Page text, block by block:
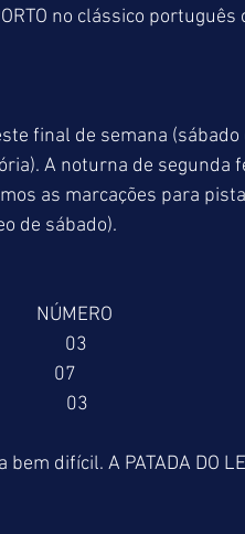
no clássico português
final de semana
A noturna de segunda
as marcações para
de sábado).
NÚMERO
03
07
03
difícil. A PATADA DO